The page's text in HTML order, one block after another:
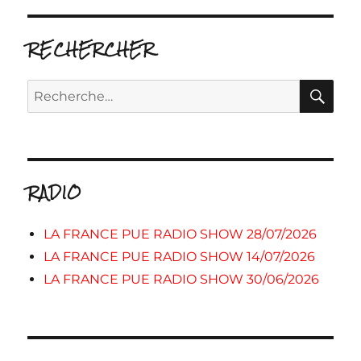
RECHERCHER
Recherche
pour :
RADIO
LA FRANCE PUE RADIO SHOW 28/07/2026
LA FRANCE PUE RADIO SHOW 14/07/2026
LA FRANCE PUE RADIO SHOW 30/06/2026